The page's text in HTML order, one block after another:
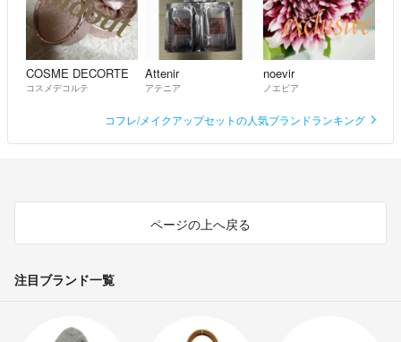
COSME DECORTE
コスメデコルテ
Attenir
アテニア
noevir
ノエビア
コフレ/メイクアップセットの人気ブランドランキング
ページの上へ戻る
注目ブランド一覧